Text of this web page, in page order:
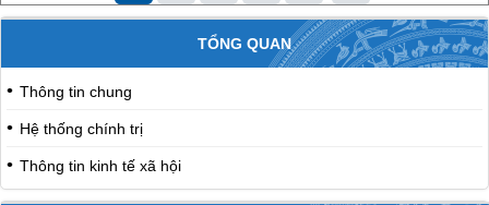
TỔNG QUAN
Thông tin chung
Hệ thống chính trị
Thông tin kinh tế xã hội